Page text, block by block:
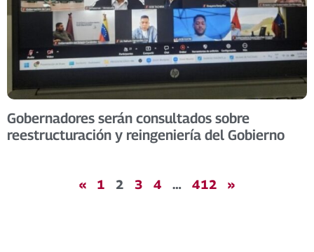
Gobernadores serán consultados sobre
reestructuración у reingeniería del Gobierno
« 1 2 3 4 … 412 »